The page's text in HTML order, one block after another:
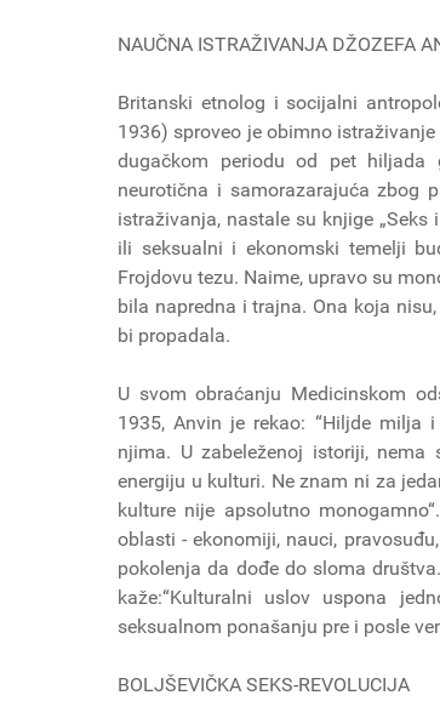
NAUČNA ISTRAŽIVANJA DŽOZEFA
Britanski etnolog i socijalni
1936) sproveo je obimno
dugačkom periodu od pet
neurotična i samorazarajuća zbog
istraživanja, nastale su knjige „Seks
ili seksualni i ekonomski temelji
Frojdovu tezu. Naime, upravo su
bila napredna i trajna. Ona koja
bi propadala.
U svom obraćanju Medicinskom
1935, Anvin je rekao: “Hiljde milja
njima. U zabeleženoj istoriji,
energiju u kulturi. Ne znam ni za
kulture nije apsolutno
oblasti - ekonomiji, nauci,
pokolenja da dođe do sloma
kaže:“Kulturalni uslov uspona
seksualnom ponašanju pre i posle
BOLJŠEVIČKA SEKS-REVOLUCIJA